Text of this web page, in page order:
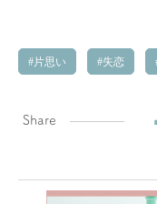
片思い 失恋
Share